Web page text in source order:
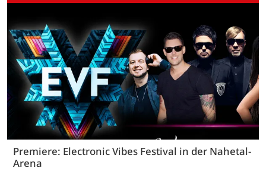
Premiere: Electronic Vibes Festival in der Nahetal-
Arena